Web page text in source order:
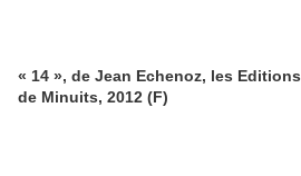
« 14 », de Jean Echenoz, les Editions
de Minuits, 2012 (F)